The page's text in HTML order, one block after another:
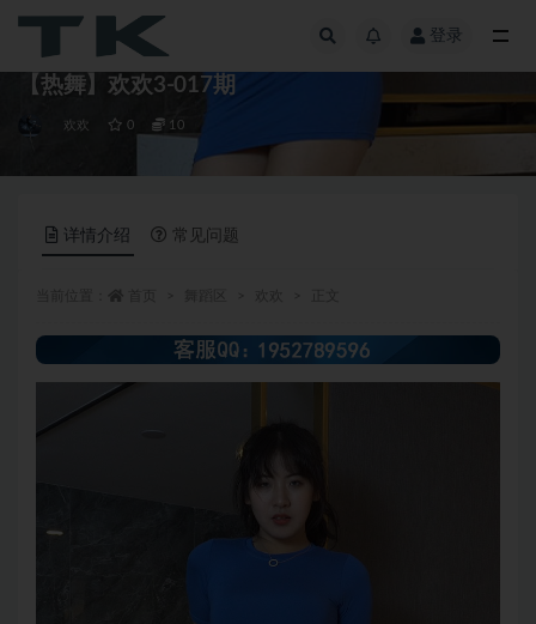
登录
【热舞】欢欢3-017期
欢欢 0 10
详情介绍 常见问题